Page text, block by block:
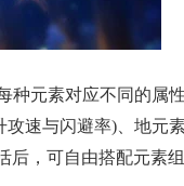
种元素对应不同的属性
速与闪避率)、地元
后，可自由搭配元素